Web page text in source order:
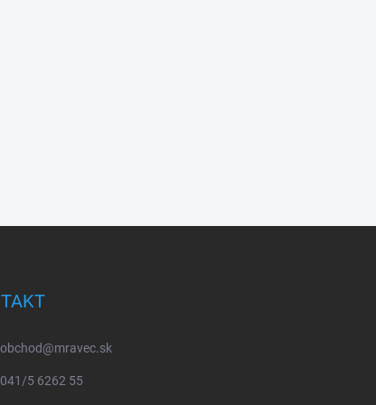
obchod@mravec.sk
041/5 6262 55